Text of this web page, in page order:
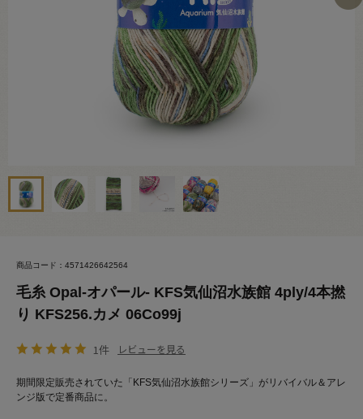
商品コード：4571426642564
毛糸 Opal-オパール- KFS気仙沼水族館 4ply/4本撚
り KFS256.カメ 06Co99j
1件 レビューを見る
期間限定販売されていた「KFS気仙沼水族館シリーズ」がリバイバル＆アレ
ンジ版で定番商品に。